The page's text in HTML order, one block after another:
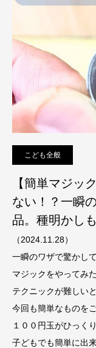
こども全般
【簡単マジッ
ない！？一瞬
品。種明かしも
（2024.11.28）
一瞬のワザで驚かし
マジックをやってみ
テクニックが難しい
今回も簡単なものをご
１００円玉がひっく
子どもでも簡単に出来